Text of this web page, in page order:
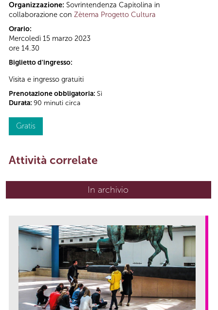
Organizzazione: Sovrintendenza Capitolina in
collaborazione con Zètema Progetto Cultura
Orario:
Mercoledì 15 marzo 2023
ore 14.30
Biglietto d'ingresso:
Visita e ingresso gratuiti
Prenotazione obbligatoria: Sì
Durata: 90 minuti circa
Gratis
Attività correlate
In archivio